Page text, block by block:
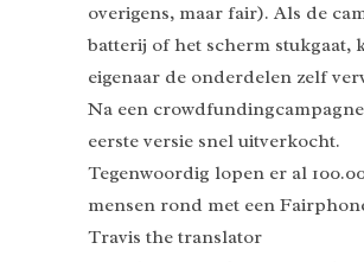
overigens, maar fair). Als de
batterij of het scherm stukgaat,
eigenaar de onderdelen zelf
Na een
eerste versie snel uitverkocht.
Tegenwoordig lopen er al
mensen rond met een
Travis the translator